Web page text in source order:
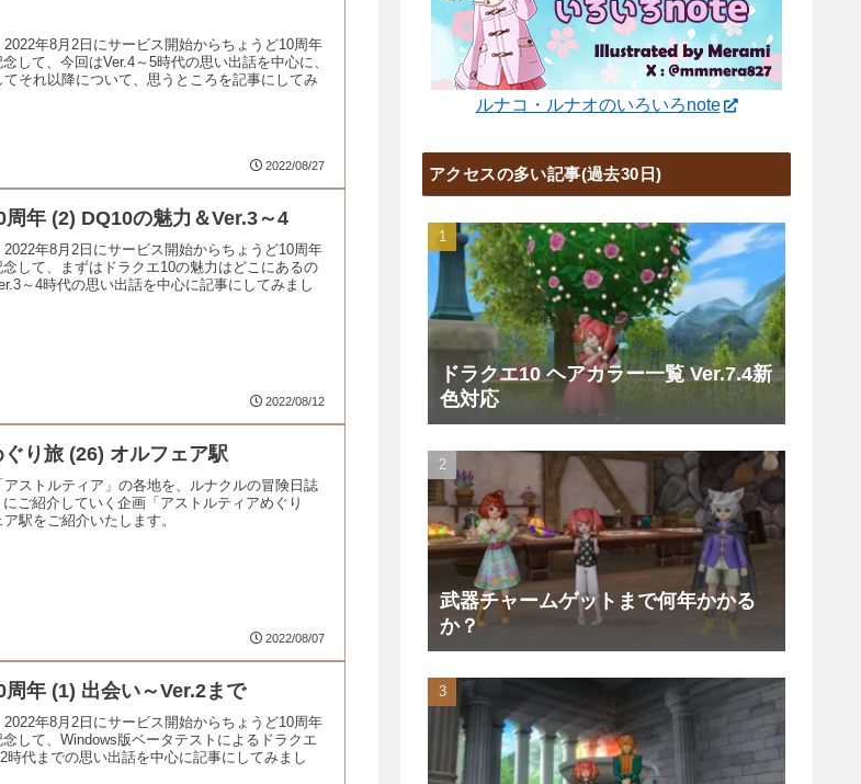
2022年8月2日にサービス開始からちょうど10周年
して、今回はVer.4～5時代の思い出話を中心に、
てそれ以降について、思うところを記事にしてみ
2022/08/27
年 (2) DQ10の魅力＆Ver.3～4
2022年8月2日にサービス開始からちょうど10周年
して、まずはドラクエ10の魅力はどこにあるの
～4時代の思い出話を中心に記事にしてみまし
2022/08/12
り旅 (26) オルフェア駅
アストルティア」の各地を、ルナクルの冒険日誌
ご紹介していく企画「アストルティアめぐり
駅をご紹介いたします。
2022/08/07
年 (1) 出会い～Ver.2まで
2022年8月2日にサービス開始からちょうど10周年
して、Windows版ベータテストによるドラクエ
時代までの思い出話を中心に記事にしてみまし
ルナコ・ルナオのいろいろnote
アクセスの多い記事(過去30日)
ドラクエ10 ヘアカラー一覧 Ver.7.4新
色対応
武器チャームゲットまで何年かかる
か？